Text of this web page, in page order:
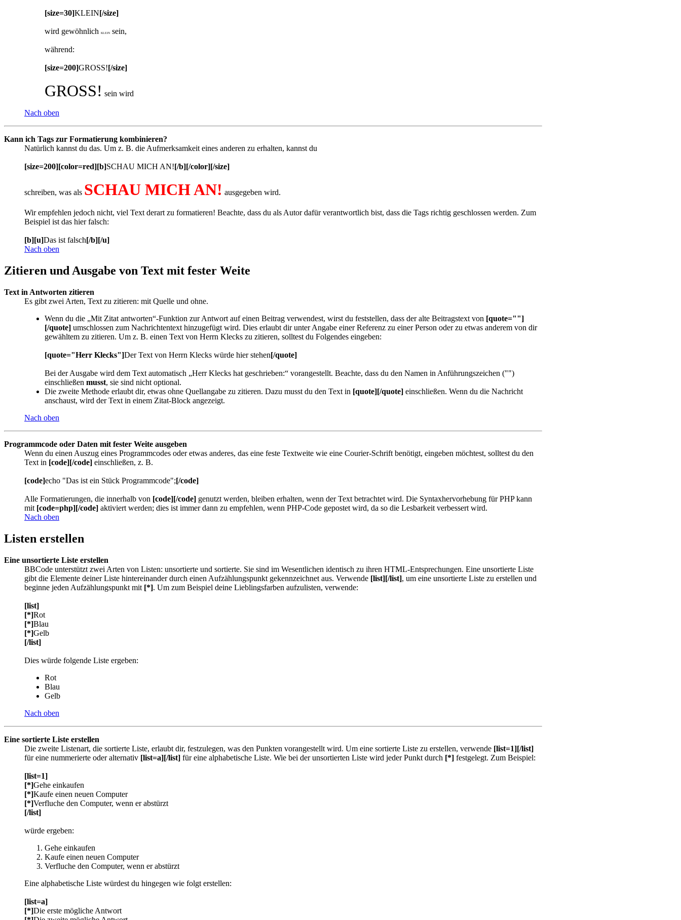
[size=30]KLEIN[/size]
wird gewöhnlich KLEIN sein,
während:
[size=200]GROSS![/size]
GROSS! sein wird
Nach oben
Kann ich Tags zur Formatierung kombinieren?
Natürlich kannst du das. Um z. B. die Aufmerksamkeit eines anderen zu erhalten, kannst du
[size=200][color=red][b]SCHAU MICH AN![/b][/color][/size]
schreiben, was als SCHAU MICH AN! ausgegeben wird.
Wir empfehlen jedoch nicht, viel Text derart zu formatieren! Beachte, dass du als Autor dafür verantwortlich bist, dass die Tags richtig geschlossen werden. Zum
Beispiel ist das hier falsch:
[b][u]Das ist falsch[/b][/u]
Nach oben
Zitieren und Ausgabe von Text mit fester Weite
Text in Antworten zitieren
Es gibt zwei Arten, Text zu zitieren: mit Quelle und ohne.
Wenn du die „Mit Zitat antworten“-Funktion zur Antwort auf einen Beitrag verwendest, wirst du feststellen, dass der alte Beitragstext von [quote=""]
[/quote] umschlossen zum Nachrichtentext hinzugefügt wird. Dies erlaubt dir unter Angabe einer Referenz zu einer Person oder zu etwas anderem von dir
gewähltem zu zitieren. Um z. B. einen Text von Herrn Klecks zu zitieren, solltest du Folgendes eingeben:
[quote="Herr Klecks"]Der Text von Herrn Klecks würde hier stehen[/quote]
Bei der Ausgabe wird dem Text automatisch „Herr Klecks hat geschrieben:“ vorangestellt. Beachte, dass du den Namen in Anführungszeichen ("")
einschließen musst, sie sind nicht optional.
Die zweite Methode erlaubt dir, etwas ohne Quellangabe zu zitieren. Dazu musst du den Text in [quote][/quote] einschließen. Wenn du die Nachricht
anschaust, wird der Text in einem Zitat-Block angezeigt.
Nach oben
Programmcode oder Daten mit fester Weite ausgeben
Wenn du einen Auszug eines Programmcodes oder etwas anderes, das eine feste Textweite wie eine Courier-Schrift benötigt, eingeben möchtest, solltest du den
Text in [code][/code] einschließen, z. B.
[code]echo "Das ist ein Stück Programmcode";[/code]
Alle Formatierungen, die innerhalb von [code][/code] genutzt werden, bleiben erhalten, wenn der Text betrachtet wird. Die Syntaxhervorhebung für PHP kann
mit [code=php][/code] aktiviert werden; dies ist immer dann zu empfehlen, wenn PHP-Code gepostet wird, da so die Lesbarkeit verbessert wird.
Nach oben
Listen erstellen
Eine unsortierte Liste erstellen
BBCode unterstützt zwei Arten von Listen: unsortierte und sortierte. Sie sind im Wesentlichen identisch zu ihren HTML-Entsprechungen. Eine unsortierte Liste
gibt die Elemente deiner Liste hintereinander durch einen Aufzählungspunkt gekennzeichnet aus. Verwende [list][/list], um eine unsortierte Liste zu erstellen und
beginne jeden Aufzählungspunkt mit [*]. Um zum Beispiel deine Lieblingsfarben aufzulisten, verwende:
[list]
[*]Rot
[*]Blau
[*]Gelb
[/list]
Dies würde folgende Liste ergeben:
Rot
Blau
Gelb
Nach oben
Eine sortierte Liste erstellen
Die zweite Listenart, die sortierte Liste, erlaubt dir, festzulegen, was den Punkten vorangestellt wird. Um eine sortierte Liste zu erstellen, verwende [list=1][/list]
für eine nummerierte oder alternativ [list=a][/list] für eine alphabetische Liste. Wie bei der unsortierten Liste wird jeder Punkt durch [*] festgelegt. Zum Beispiel:
[list=1]
[*]Gehe einkaufen
[*]Kaufe einen neuen Computer
[*]Verfluche den Computer, wenn er abstürzt
[/list]
würde ergeben:
Gehe einkaufen
Kaufe einen neuen Computer
Verfluche den Computer, wenn er abstürzt
Eine alphabetische Liste würdest du hingegen wie folgt erstellen:
[list=a]
[*]Die erste mögliche Antwort